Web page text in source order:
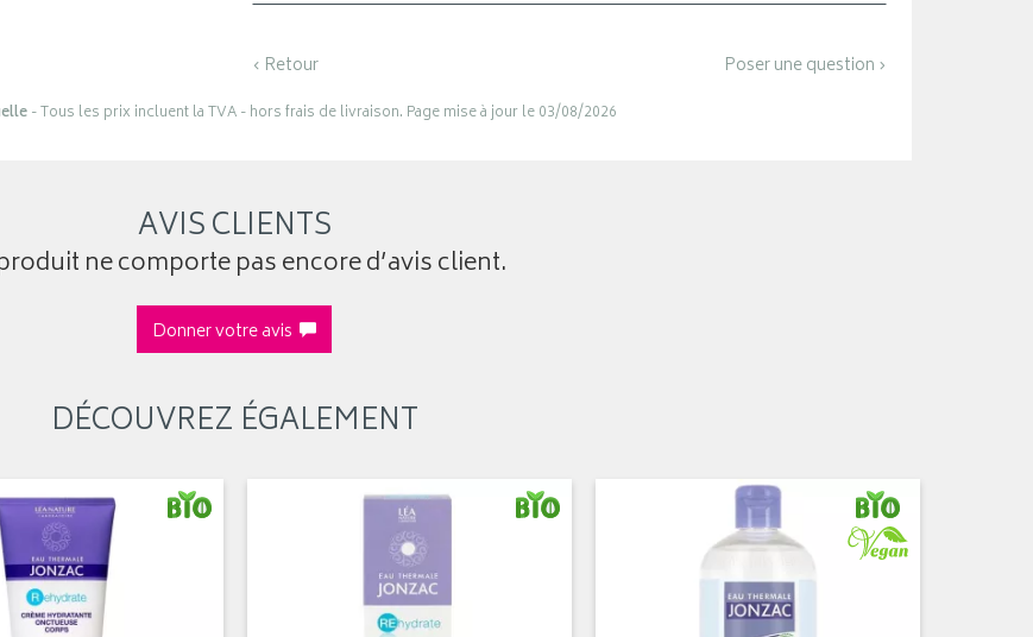
‹ Retour Poser une question ›
- Tous les prix incluent la TVA - hors frais de livraison. Page mise à jour le 03/08/2026
AVIS CLIENTS
ne comporte pas encore d’avis client.
Donner votre avis
DÉCOUVREZ ÉGALEMENT